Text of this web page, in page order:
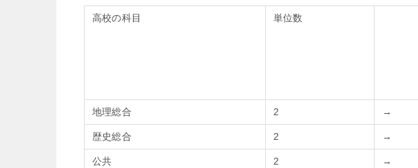
高校の科目 単位数
地理総合 2 →
歴史総合 2 →
公共 2 →